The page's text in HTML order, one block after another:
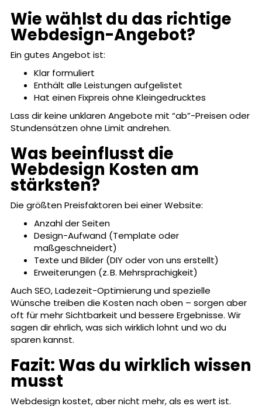
Wie wählst du das richtige
Webdesign-Angebot?
Ein gutes Angebot ist:
Klar formuliert
Enthält alle Leistungen aufgelistet
Hat einen Fixpreis ohne Kleingedrucktes
Lass dir keine unklaren Angebote mit “ab”-Preisen oder
Stundensätzen ohne Limit andrehen.
Was beeinflusst die
Webdesign Kosten am
stärksten?
Die größten Preisfaktoren bei einer Website:
Anzahl der Seiten
Design-Aufwand (Template oder
maßgeschneidert)
Texte und Bilder (DIY oder von uns erstellt)
Erweiterungen (z. B. Mehrsprachigkeit)
Auch SEO, Ladezeit-Optimierung und spezielle
Wünsche treiben die Kosten nach oben – sorgen aber
oft für mehr Sichtbarkeit und bessere Ergebnisse. Wir
sagen dir ehrlich, was sich wirklich lohnt und wo du
sparen kannst.
Fazit: Was du wirklich wissen
musst
Webdesign kostet, aber nicht mehr, als es wert ist.